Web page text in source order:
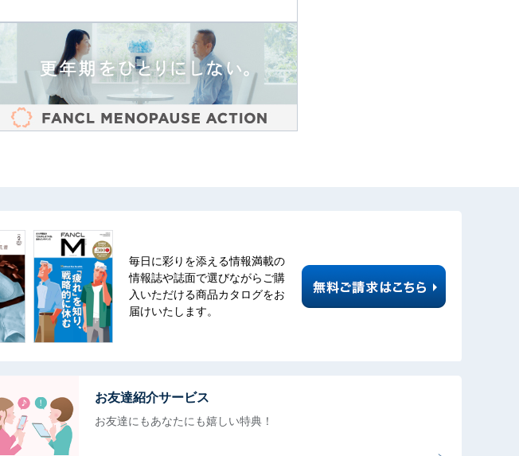
毎日に彩りを添える情報満載の
情報誌や誌面で選びながらご購
入いただける商品カタログをお
届けいたします。
お友達紹介サービス
お友達にもあなたにも嬉しい特典！